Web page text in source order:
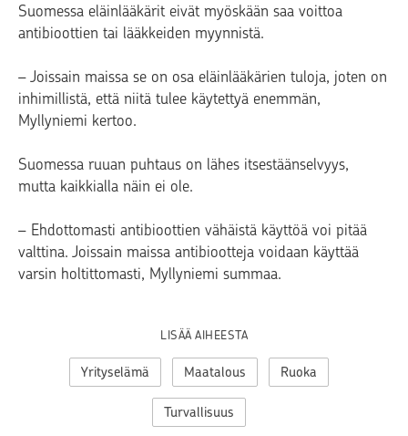
Suomessa eläinlääkärit eivät myöskään saa voittoa
antibioottien tai lääkkeiden myynnistä.
– Joissain maissa se on osa eläinlääkärien tuloja, joten on
inhimillistä, että niitä tulee käytettyä enemmän,
Myllyniemi kertoo.
Suomessa ruuan puhtaus on lähes itsestäänselvyys,
mutta kaikkialla näin ei ole.
– Ehdottomasti antibioottien vähäistä käyttöä voi pitää
valttina. Joissain maissa antibiootteja voidaan käyttää
varsin holtittomasti, Myllyniemi summaa.
LISÄÄ AIHEESTA
Yrityselämä Maatalous Ruoka
Turvallisuus